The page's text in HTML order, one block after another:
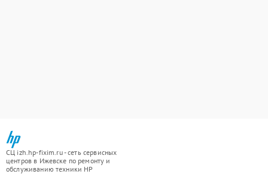
СЦ izh.hp-fixim.ru - сеть сервисных
центров в Ижевске по ремонту и
обслуживанию техники HP